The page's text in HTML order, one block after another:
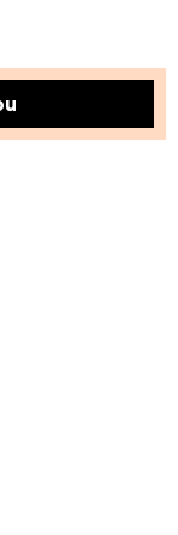
količinu ili